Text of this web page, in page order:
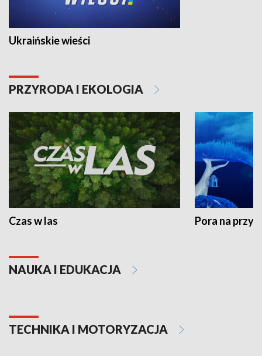
Ukraińskie wieści
PRZYRODA I EKOLOGIA
Czas w las Pora na
NAUKA I EDUKACJA
TECHNIKA I MOTORYZACJA